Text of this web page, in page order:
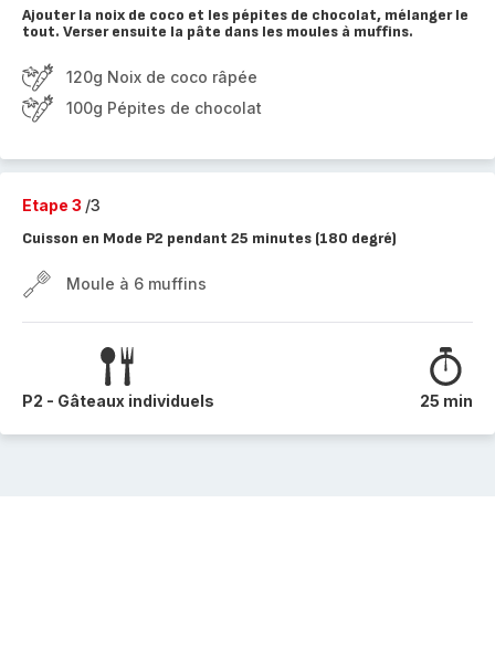
Ajouter la noix de coco et les pépites de chocolat, mélanger le
tout. Verser ensuite la pâte dans les moules à muffins.
120g Noix de coco râpée
100g Pépites de chocolat
Etape 3 /3
Cuisson en Mode P2 pendant 25 minutes (180 degré)
Moule à 6 muffins
P2 - Gâteaux individuels 25 min